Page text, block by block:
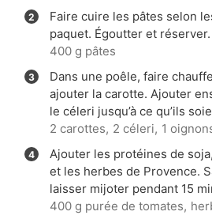
Faire cuire les pâtes selon
paquet. Égoutter et réserver.
400 g pâtes
Dans une poêle, faire
ajouter la carotte. Ajouter
le céleri jusqu’à ce qu’ils
2 carottes, 2 céleri, 1
Ajouter les protéines de
et les herbes de Provence.
laisser mijoter pendant 15
400 g purée de tomates,